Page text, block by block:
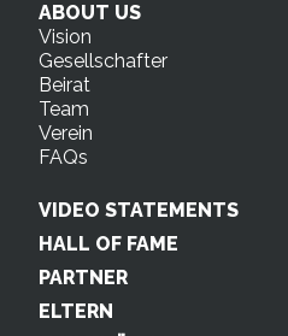
ABOUT US
Vision
Gesellschafter
Beirat
Team
Verein
FAQs
VIDEO STATEMENTS
HALL OF FAME
PARTNER
ELTERN